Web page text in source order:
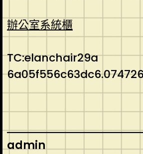
辦公室系統櫃
TC:elanchair29a
admin